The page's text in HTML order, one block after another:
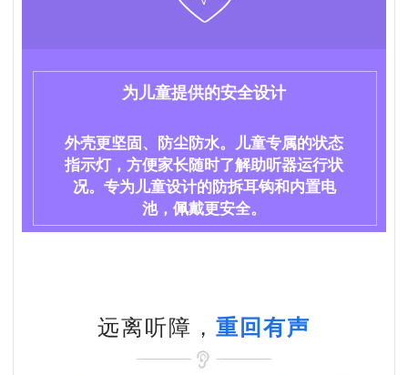
为儿童提供的安全设计
外壳更坚固、防尘防水。儿童专属的状态
指示灯，方便家长随时了解助听器运行状
况。专为儿童设计的防拆耳钩和内置电
池，佩戴更安全。
远离听障， 重回有声